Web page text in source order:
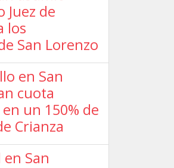
Juez de
los
San Lorenzo
en San
cuota
un 150% de
Crianza
San